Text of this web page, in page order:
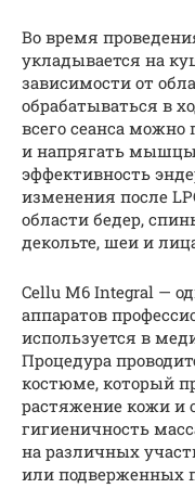
Во время
укладывается на
зависимости от
обрабатываться в
всего сеанса можно
и напрягать
эффективность
изменения после
области бедер,
декольте, шеи и
Cellu M6 Integral —
аппаратов
используется в
Процедура
костюме, который
растяжение кожи и
гигиеничность
на различных
или подверженных